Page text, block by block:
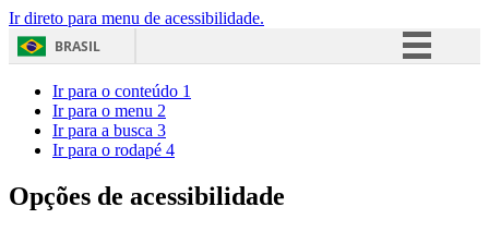
Ir direto para menu de acessibilidade.
BRASIL
Acesso à informação
Ir para o conteúdo 1
Ir para o menu 2
Ir para a busca 3
Ir para o rodapé 4
Opções de acessibilidade